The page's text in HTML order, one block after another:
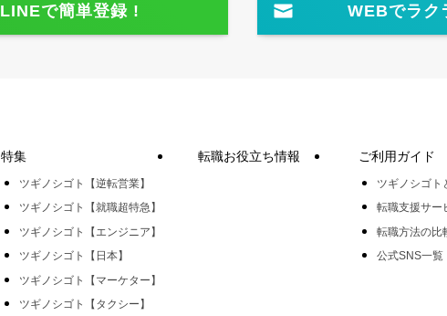
LINEで簡単登録 ! WEBでラク
特集
ツギノシゴト【逆転営業】
ツギノシゴト【就職超特急】
ツギノシゴト【エンジニア】
ツギノシゴト【日本】
ツギノシゴト【マーケター】
ツギノシゴト【タクシー】
転職お役立ち情報 ご利用ガイド
ツギノシゴト
転職支援サー
転職方法の比
公式SNS一覧